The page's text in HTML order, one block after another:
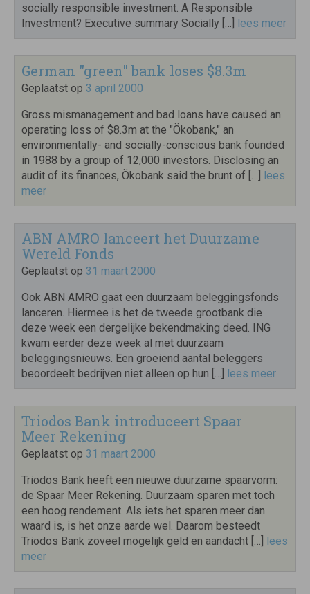
socially responsible investment. A Responsible
Investment? Executive summary Socially […] lees meer
German "green" bank loses $8.3m
Geplaatst op 3 april 2000
Gross mismanagement and bad loans have caused an
operating loss of $8.3m at the "Ökobank," an
environmentally- and socially-conscious bank founded
in 1988 by a group of 12,000 investors. Disclosing an
audit of its finances, Ökobank said the brunt of […] lees
meer
ABN AMRO lanceert het Duurzame
Wereld Fonds
Geplaatst op 31 maart 2000
Ook ABN AMRO gaat een duurzaam beleggingsfonds
lanceren. Hiermee is het de tweede grootbank die
deze week een dergelijke bekendmaking deed. ING
kwam eerder deze week al met duurzaam
beleggingsnieuws. Een groeiend aantal beleggers
beoordeelt bedrijven niet alleen op hun […] lees meer
Triodos Bank introduceert Spaar
Meer Rekening
Geplaatst op 31 maart 2000
Triodos Bank heeft een nieuwe duurzame spaarvorm:
de Spaar Meer Rekening. Duurzaam sparen met toch
een hoog rendement. Als iets het sparen meer dan
waard is, is het onze aarde wel. Daarom besteedt
Triodos Bank zoveel mogelijk geld en aandacht […] lees
meer